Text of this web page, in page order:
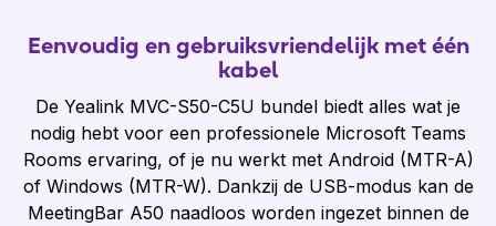
Eenvoudig en gebruiksvriendelijk met één
kabel
De Yealink MVC-S50-C5U bundel biedt alles wat je
nodig hebt voor een professionele Microsoft Teams
Rooms ervaring, of je nu werkt met Android (MTR-A)
of Windows (MTR-W). Dankzij de USB-modus kan de
MeetingBar A50 naadloos worden ingezet binnen de